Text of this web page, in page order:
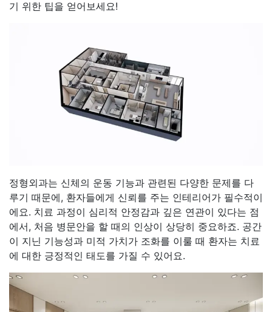
기 위한 팁을 얻어보세요!
정형외과는 신체의 운동 기능과 관련된 다양한 문제를 다
루기 때문에, 환자들에게 신뢰를 주는 인테리어가 필수적이
에요. 치료 과정이 심리적 안정감과 깊은 연관이 있다는 점
에서, 처음 병문안을 할 때의 인상이 상당히 중요하죠. 공간
이 지닌 기능성과 미적 가치가 조화를 이룰 때 환자는 치료
에 대한 긍정적인 태도를 가질 수 있어요.